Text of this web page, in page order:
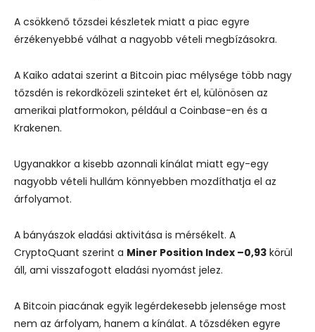
A csökkenő tőzsdei készletek miatt a piac egyre
érzékenyebbé válhat a nagyobb vételi megbízásokra.
A Kaiko adatai szerint a Bitcoin piac mélysége több nagy
tőzsdén is rekordközeli szinteket ért el, különösen az
amerikai platformokon, például a Coinbase-en és a
Krakenen.
Ugyanakkor a kisebb azonnali kínálat miatt egy-egy
nagyobb vételi hullám könnyebben mozdíthatja el az
árfolyamot.
A bányászok eladási aktivitása is mérsékelt. A
CryptoQuant szerint a Miner Position Index –0,93 körül
áll, ami visszafogott eladási nyomást jelez.
A Bitcoin piacának egyik legérdekesebb jelensége most
nem az árfolyam, hanem a kínálat. A tőzsdéken egyre